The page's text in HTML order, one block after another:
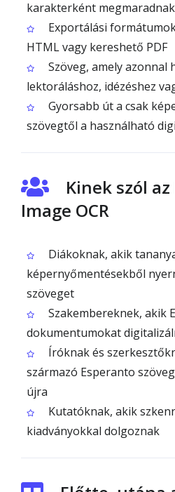
karakterként megmaradnak
Exportálási
HTML vagy kereshető PDF
Szöveg, amely azonnal
lektoráláshoz, idézéshez
Gyorsabb út a csak
szövegtől a használható
Kinek szól
Image OCR
Diákoknak, akik
képernyőmentésekből
szöveget
Szakembereknek, akik
dokumentumokat
Íróknak és
származó Esperanto
újra
Kutatóknak, akik
kiadványokkal dolgoznak